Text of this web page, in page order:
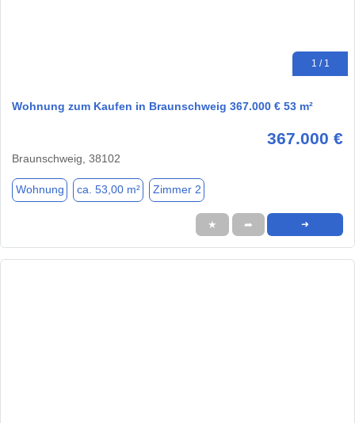
1 / 1
Wohnung zum Kaufen in Braunschweig 367.000 € 53 m²
367.000 €
Braunschweig, 38102
Wohnung ca. 53,00 m² Zimmer 2
★ ➦ ➜